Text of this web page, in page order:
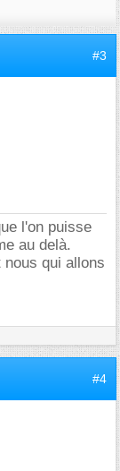
#3
l'on puisse
au delà.
qui allons
#4